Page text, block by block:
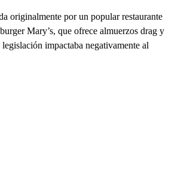
originalmente por un popular restaurante
Mary’s, que ofrece almuerzos drag y
impactaba negativamente al